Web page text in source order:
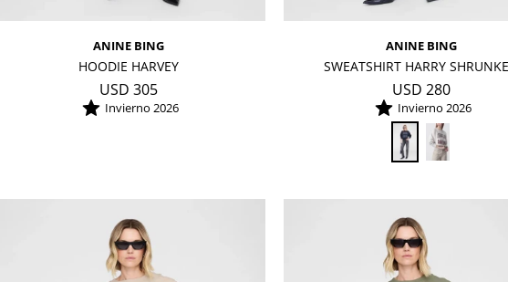
ANINE BING
HOODIE HARVEY
USD 305
Invierno 2026
ANINE BING
SWEATSHIRT HARRY
USD 280
Invierno 2026